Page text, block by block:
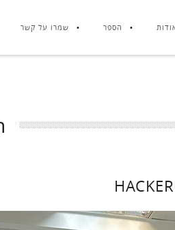
הספר שמרו על קשר